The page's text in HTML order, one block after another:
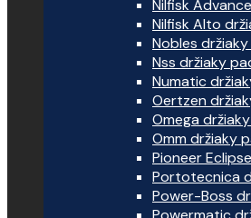
Nilfisk
Nilfisk Alto
Nobles
Nss držiaky
Numatic
Oertzen
Omega
Omm držiaky
Pioneer
Portotecnica
Power-Boss